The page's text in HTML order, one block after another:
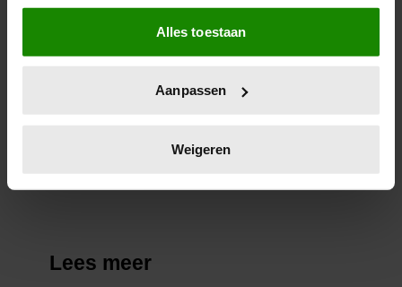
Als u het toestaat, willen we ook graag:
Informatie verzamelen over uw geografische
locatie, die tot een paar meter nauwkeurig kan zijn
scannen op specifieke eigenschappen (fingerprinting)
verwerkt en stel uw voorkeuren in het
intrekken in de Cookieverklaring.
personaliseren, om functies voor social media te bieden
en om ons websiteverkeer te analyseren. Ook delen we
Alles toestaan
Aanpassen
Weigeren